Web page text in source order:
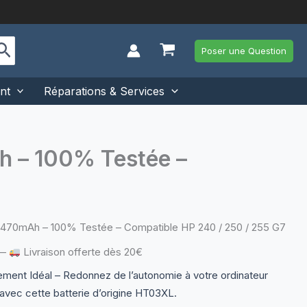
Poser une Question
Réparations & Services
– 100% Testée –
– 100% Testée – Compatible HP 240 / 250 / 255 G7
Livraison offerte dès 20€
Idéal – Redonnez de l’autonomie à votre ordinateur
cette batterie d’origine HT03XL.